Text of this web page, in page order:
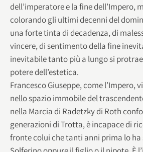
dell’imperatore e la fine dell’Impero,
colorando gli ultimi decenni del
una forte tinta di decadenza, di
vincere, di sentimento della fine
inevitabile tanto più a lungo si
potere dell’estetica.
Francesco Giuseppe, come l’Impero,
nello spazio immobile del
nella Marcia di Radetzky di Roth
generazioni di Trotta, è incapace di
fronte colui che tanti anni prima lo